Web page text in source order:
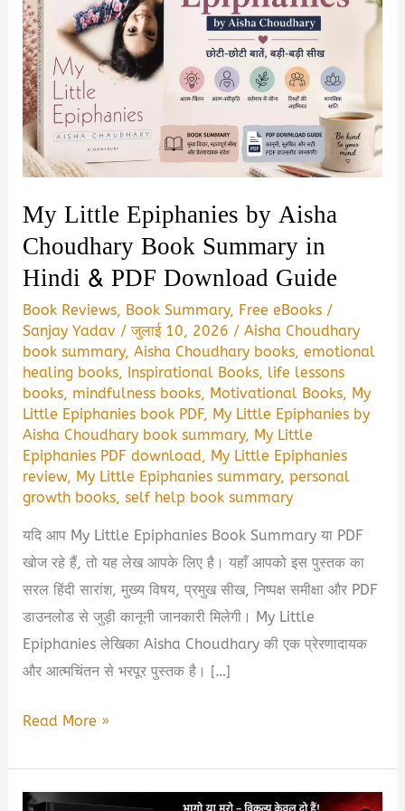
My Little Epiphanies by Aisha
Choudhary Book Summary in
Hindi & PDF Download Guide
Book Reviews, Book Summary, Free eBooks /
Sanjay Yadav /जुलाई 10, 2026 /Aisha Choudhary
book summary,Aisha Choudhary books,emotional
healing books, Inspirational Books, life lessons
books, mindfulness books, Motivational Books, My
Little Epiphanies book PDF, My Little Epiphanies by
Aisha Choudhary book summary, My Little
Epiphanies PDF download, My Little Epiphanies
review, My Little Epiphanies summary,personal
growth books,self help book summary
यदि आप My Little Epiphanies Book Summary या PDF
खोज रहे हैं, तो यह लेख आपके लिए है। यहाँ आपको इस पुस्तक का
सरल हिंदी सारांश, मुख्य विषय, प्रमुख सीख, निष्पक्ष समीक्षा और PDF
डाउनलोड से जुड़ी कानूनी जानकारी मिलेगी। My Little
Epiphanies लेखिका Aisha Choudhary की एक प्रेरणादायक
और आत्मचिंतन से भरपूर पुस्तक है। […]
My
Epiphanies
by
Read More »